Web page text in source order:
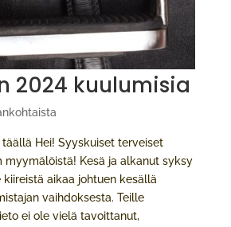
2024 kuulumisia
Hei! Syyskuiset terveiset
myymälöistä! Kesä ja alkanut syksy
aikaa johtuen kesällä
vaihdoksesta. Teille
ei ole vielä tavoittanut,